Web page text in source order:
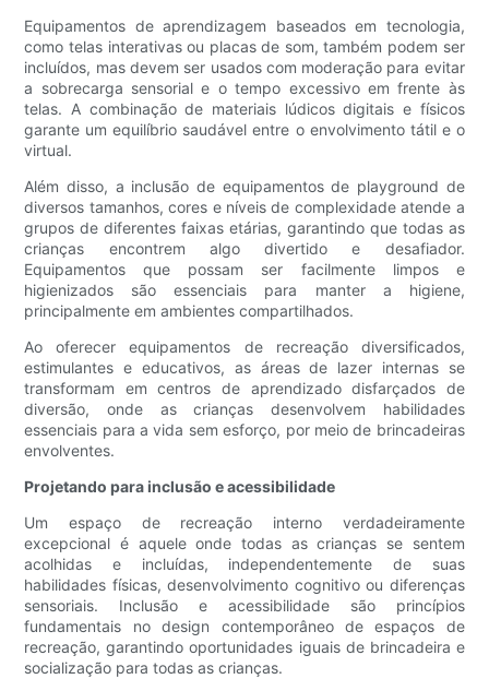
Equipamentos de aprendizagem baseados em tecnologia,
como telas interativas ou placas de som, também podem ser
incluídos, mas devem ser usados ​​com moderação para evitar
a sobrecarga sensorial e o tempo excessivo em frente às
telas. A combinação de materiais lúdicos digitais e físicos
garante um equilíbrio saudável entre o envolvimento tátil e o
virtual.
Além disso, a inclusão de equipamentos de playground de
diversos tamanhos, cores e níveis de complexidade atende a
grupos de diferentes faixas etárias, garantindo que todas as
crianças encontrem algo divertido e desafiador.
Equipamentos que possam ser facilmente limpos e
higienizados são essenciais para manter a higiene,
principalmente em ambientes compartilhados.
Ao oferecer equipamentos de recreação diversificados,
estimulantes e educativos, as áreas de lazer internas se
transformam em centros de aprendizado disfarçados de
diversão, onde as crianças desenvolvem habilidades
essenciais para a vida sem esforço, por meio de brincadeiras
envolventes.
Projetando para inclusão e acessibilidade
Um espaço de recreação interno verdadeiramente
excepcional é aquele onde todas as crianças se sentem
acolhidas e incluídas, independentemente de suas
habilidades físicas, desenvolvimento cognitivo ou diferenças
sensoriais. Inclusão e acessibilidade são princípios
fundamentais no design contemporâneo de espaços de
recreação, garantindo oportunidades iguais de brincadeira e
socialização para todas as crianças.